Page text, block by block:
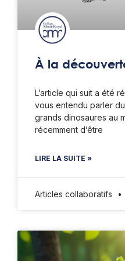
À la
L’article qui suit a été
vous entendu parler
grands dinosaures au
récemment d’être
LIRE LA SUITE »
Articles collaboratifs